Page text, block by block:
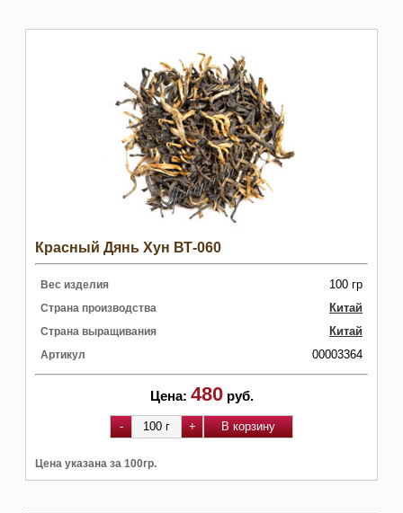
Красный Дянь Хун ВТ-060
Вес изделия 100 гр
Страна производства Китай
Страна выращивания Китай
Артикул 00003364
Цена: 480 руб.
Цена указана за 100гр.